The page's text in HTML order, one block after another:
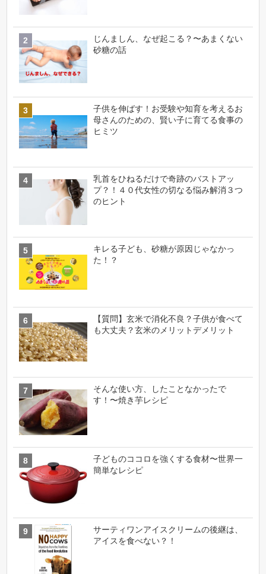
じんましん、なぜ起こる？〜あまくない
砂糖の話
子供を伸ばす！お受験や知育を考えるお
母さんのための、賢い子に育てる食事の
ヒミツ
乳首をひねるだけで奇跡のバストアッ
プ？！４０代女性の切なる悩み解消３つ
のヒント
キレる子ども、砂糖が原因じゃなかっ
た！？
【質問】玄米で消化不良？子供が食べて
も大丈夫？玄米のメリットデメリット
そんな使い方、したことなかったで
す！〜焼き芋レシピ
子どものココロを強くする食材〜世界一
簡単なレシピ
サーティワンアイスクリームの後継は、
アイスを食べない？！